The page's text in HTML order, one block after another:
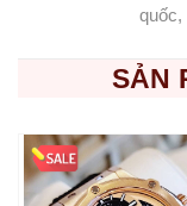
quốc,
SẢN